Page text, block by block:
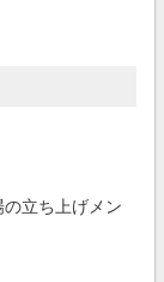
立ち上げメン